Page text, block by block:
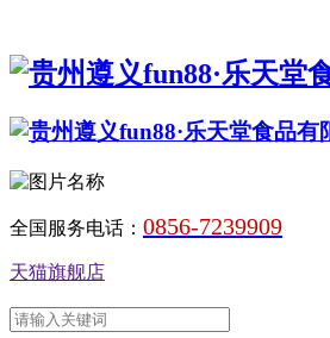
全国服务电话： 0856-7239909
天猫旗舰店